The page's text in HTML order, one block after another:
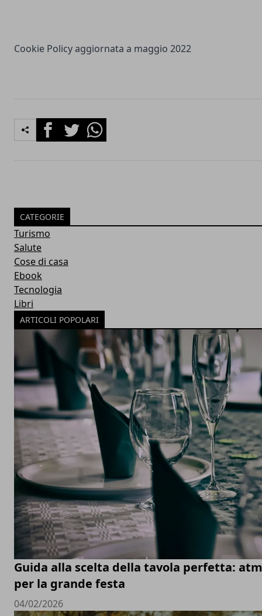
Cookie Policy aggiornata a maggio 2022
FacebookTwitterWhatsapp
CATEGORIE
Turismo
Salute
Cose di casa
Ebook
Tecnologia
Libri
ARTICOLI POPOLARI
Guida alla scelta della tavola perfetta:
per la grande festa
04/02/2026